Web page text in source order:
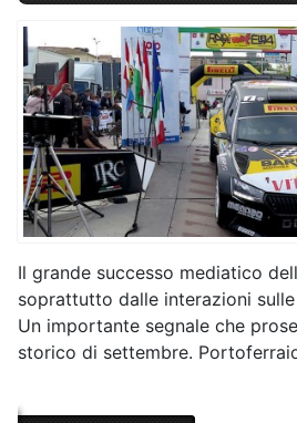
Il grande successo mediatico
soprattutto dalle interazioni
Un importante segnale che
storico di settembre.